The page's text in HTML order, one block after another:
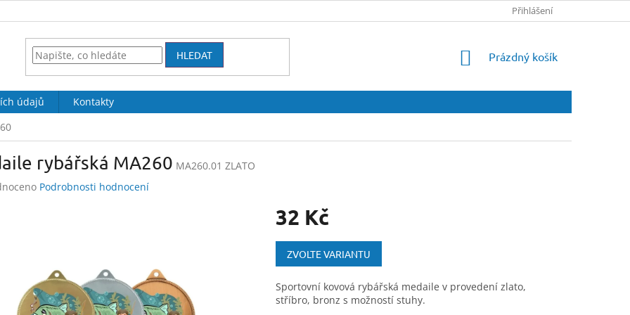
Přihlášení
HLEDAT
NÁKUPNÍ
Prázdný košík
údajů
Kontakty
rybářská MA260 MA260.01 ZLATO
Podrobnosti hodnocení
32 Kč
Měrná
cena:
ZVOLTE VARIANTU
Sportovní kovová rybářská medaile v provedení zlato,
stříbro, bronz s možností stuhy.